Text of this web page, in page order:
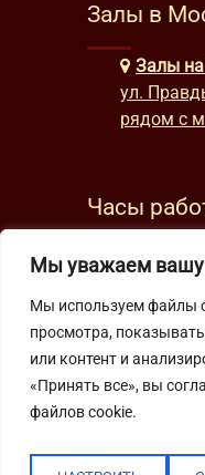
Мы уважаем вашу
Мы используем файлы
просмотра,
или контент и
«Принять все», вы
файлов cookie.
Залы в
Залы
ул.
рядом с
Часы
будни: с
Подпишитесь